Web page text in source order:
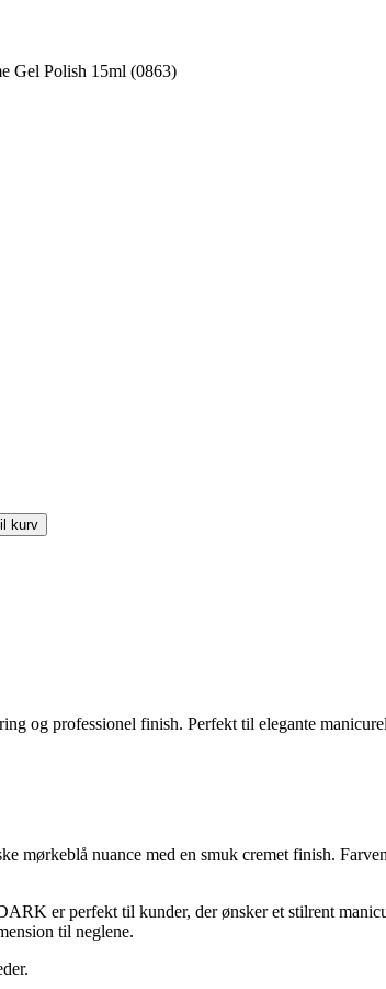
Gel Polish 15ml (0863)
kurv
og professionel finish. Perfekt til elegante
mørkeblå nuance med en smuk cremet finish.
er perfekt til kunder, der ønsker et stilrent
til neglene.